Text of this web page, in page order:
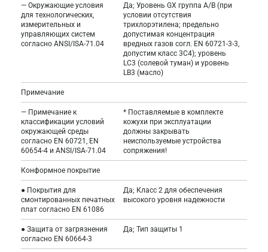
— Окружающие условия
для технологических,
измерительных и
управляющих систем
согласно ANSI/ISA-71.04
Да; Уровень GX группа A/B (при
условии отсутствия
трихлорэтилена; предельно
допустимая концентрация
вредных газов согл. EN 60721-3-3,
допустим класс 3C4); уровень
LC3 (солевой туман) и уровень
LB3 (масло)
Примечание
— Примечание к
классификации условий
окружающей среды
согласно EN 60721, EN
60654-4 и ANSI/ISA-71.04
* Поставляемые в комплекте
кожухи при эксплуатации
должны закрывать
неиспользуемые устройства
сопряжения!
Конформное покрытие
● Покрытия для
смонтированных печатных
плат согласно EN 61086
Да; Класс 2 для обеспечения
высокого уровня надежности
● Защита от загрязнения
согласно EN 60664-3
Да; Тип защиты 1